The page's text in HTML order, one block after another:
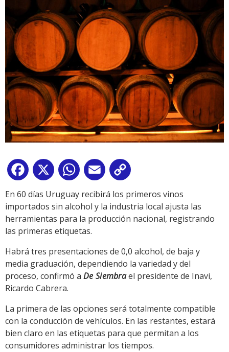
Facebook
X WhatsApp
Email
Link
En 60 días Uruguay recibirá los primeros vinos
importados sin alcohol y la industria local ajusta las
herramientas para la producción nacional, registrando
las primeras etiquetas.
Habrá tres presentaciones de 0,0 alcohol, de baja y
media graduación, dependiendo la variedad y del
proceso, confirmó a De Siembrael presidente de Inavi,
Ricardo Cabrera.
La primera de las opciones será totalmente compatible
con la conducción de vehículos. En las restantes, estará
bien claro en las etiquetas para que permitan a los
consumidores administrar los tiempos.